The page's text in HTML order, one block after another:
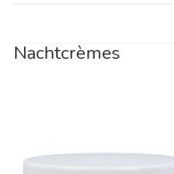
Nachtcrèmes